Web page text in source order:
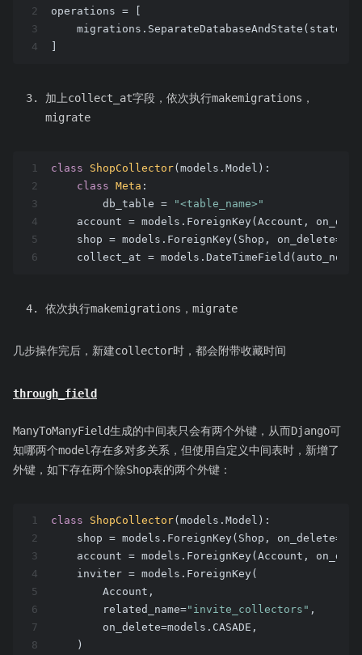
2
3
4
operations = [
加上collect_at字段，依次执行makemigrations，
migrate
1
2
3
4
5
6
class ShopCollector(models.Model) :
class Meta :
        db_table =
"<table_name>"
account = models.ForeignKey(Account,
shop = models.ForeignKey(Shop,
collect_at =
依次执行makemigrations，migrate
几步操作完后，新建collector时，都会附带收藏时间
through_field
ManyToManyField生成的中间表只会有两个外键，从而Django可
知哪两个model存在多对多关系，但使用自定义中间表时，新增了
外键，如下存在两个除Shop表的两个外键：
1
2
3
4
5
6
7
8
class ShopCollector(models.Model) :
shop = models.ForeignKey(Shop,
account = models.ForeignKey(Account,
    inviter = models.ForeignKey(
        Account,
        related_name=
"invite_collectors" ,
        on_delete=models.CASADE,
    )